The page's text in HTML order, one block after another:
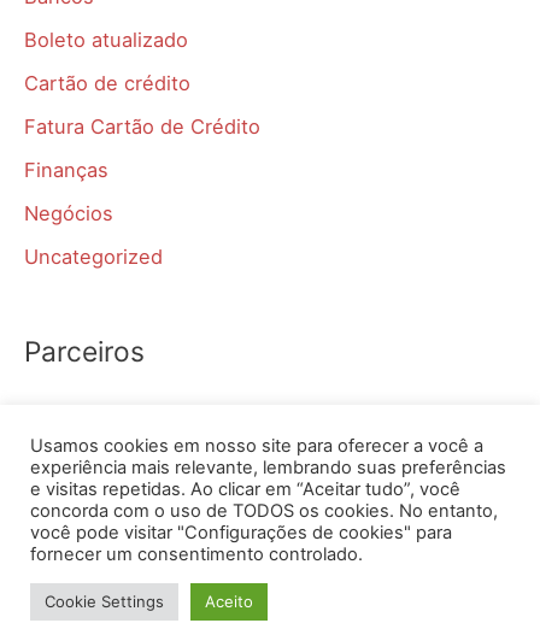
Boleto atualizado
Cartão de crédito
Fatura Cartão de Crédito
Finanças
Negócios
Uncategorized
Parceiros
Jooble
Copyright © 2026 2 Via Faturas | Powered by
Astra para WordPress
Usamos cookies em nosso site para oferecer a você a
experiência mais relevante, lembrando suas preferências
e visitas repetidas. Ao clicar em “Aceitar tudo”, você
concorda com o uso de TODOS os cookies. No entanto,
você pode visitar "Configurações de cookies" para
fornecer um consentimento controlado.
Cookie Settings Aceito